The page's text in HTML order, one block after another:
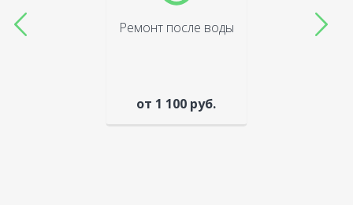
Ремонт после воды
от 1 100 руб.